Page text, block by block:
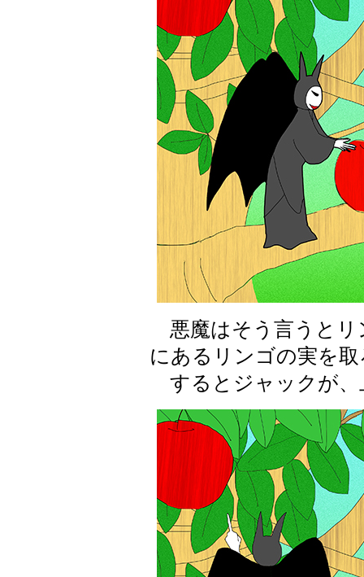
悪魔はそう言うとリ
にあるリンゴの実を
するとジャックが、